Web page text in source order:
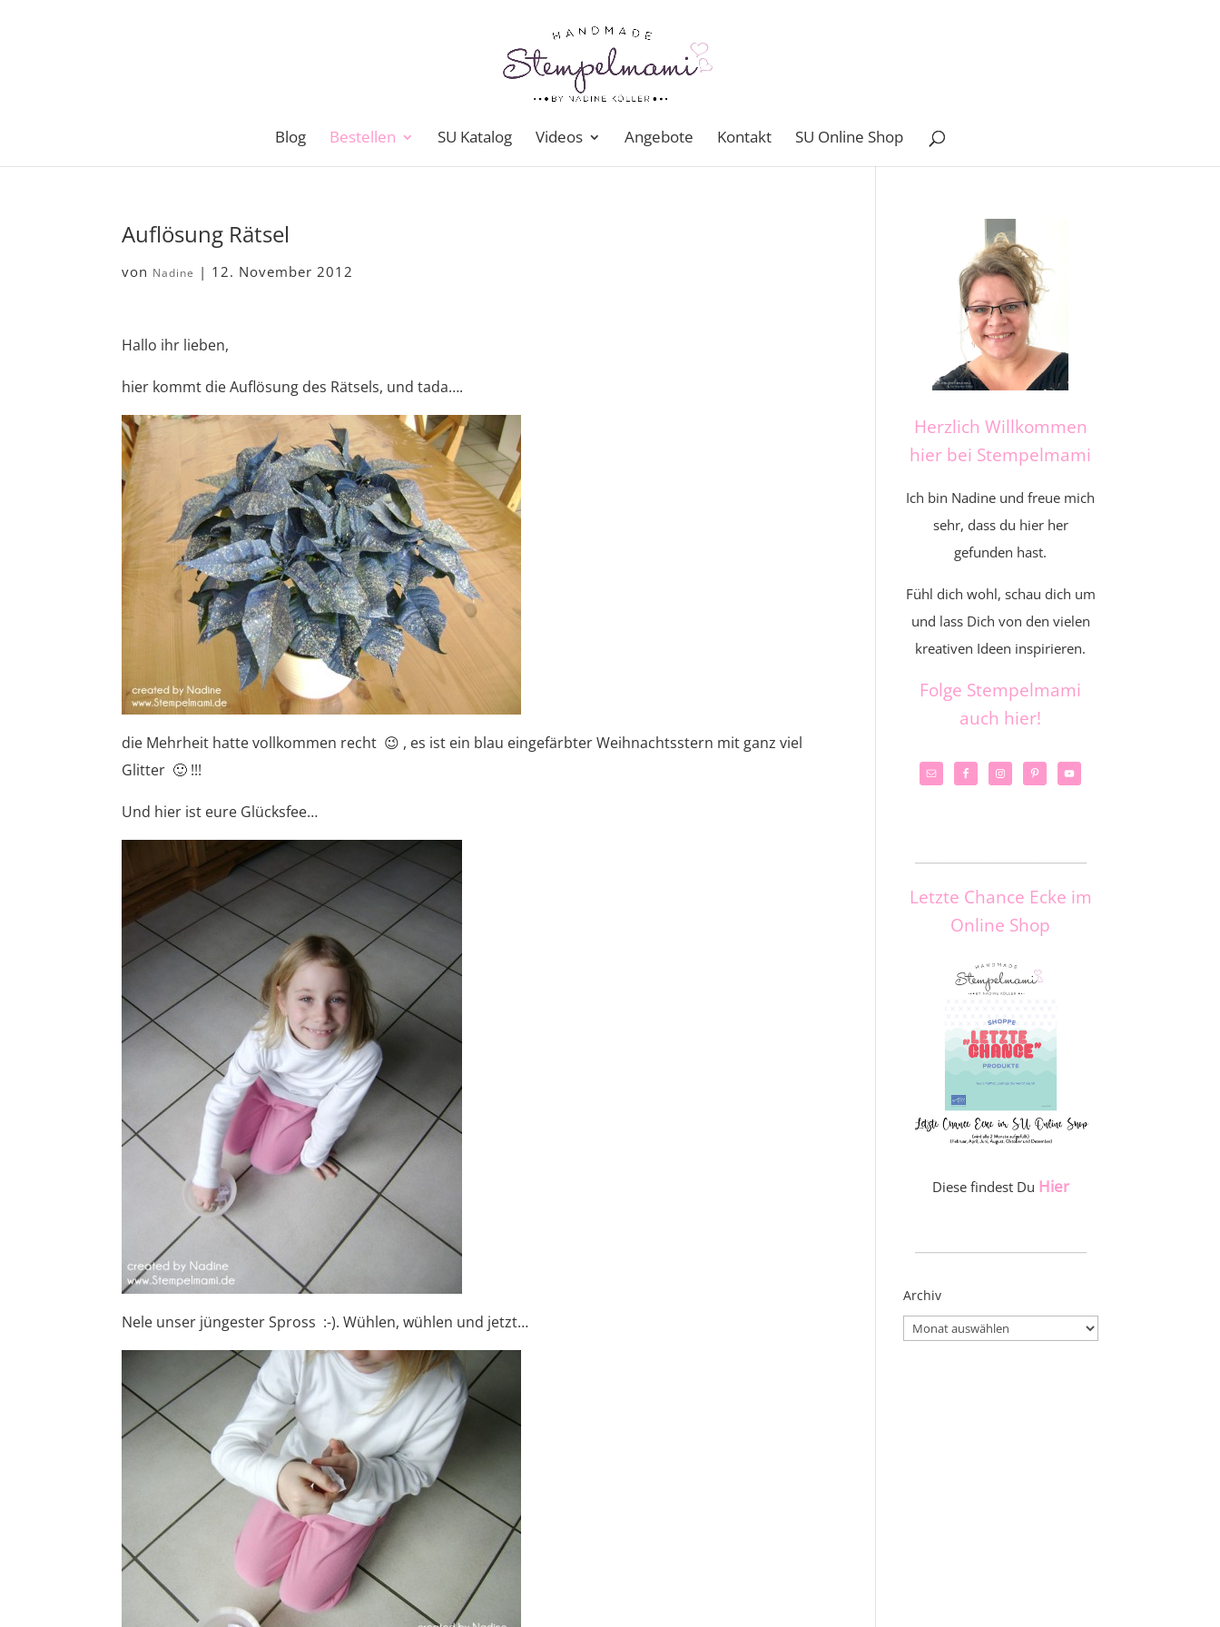
Blog Bestellen SU Katalog Videos Angebote Kontakt SU Online Shop
Auflösung Rätsel
von Nadine | 12. November 2012
Hallo ihr lieben,
hier kommt die Auflösung des Rätsels, und tada….
die Mehrheit hatte vollkommen recht 😉 , es ist ein blau eingefärbter Weihnachtsstern mit ganz viel
Glitter 🙂 !!!
Und hier ist eure Glücksfee…
Nele unser jüngester Spross :-). Wühlen, wühlen und jetzt…
Herzlich Willkommen
hier bei Stempelmami
Ich bin Nadine und freue mich
sehr, dass du hier her
gefunden hast.
Fühl dich wohl, schau dich um
und lass Dich von den vielen
kreativen Ideen inspirieren.
Folge Stempelmami
auch hier!
Letzte Chance Ecke im
Online Shop
Diese findest Du Hier
Archiv
Archiv